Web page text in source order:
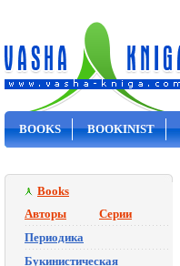
BOOKS BOOKINIST
Books
Авторы
Серии
Периодика
Букинистическая